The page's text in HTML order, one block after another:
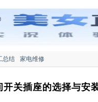
总结
家电维修
开关插座的选择与安